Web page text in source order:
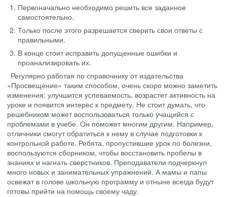
Первоначально необходимо решить все заданное
самостоятельно.
Только после этого разрешается сверить свои ответы с
правильными.
В конце стоит исправить допущенные ошибки и
проанализировать их.
Регулярно работая по справочнику от издательства
«Просвещение» таким способом, очень скоро можно заметить
изменения: улучшится успеваемость, возрастет активность на
уроке и появится интерес к предмету. Не стоит думать, что
решебником может воспользоваться только учащийся с
проблемами в учебе. Он поможет многим другим. Например,
отличники смогут обратиться к нему в случае подготовки к
контрольной работе. Ребята, пропустившие урок по болезни,
воспользуются сборником, чтобы восстановить пробелы в
знаниях и нагнать сверстников. Преподаватели подчеркнул
много новых и занимательных упражнений. А мамы и папы
освежат в голове школьную программу и отныне всегда будут
готовы прийти на помощь своему чаду.